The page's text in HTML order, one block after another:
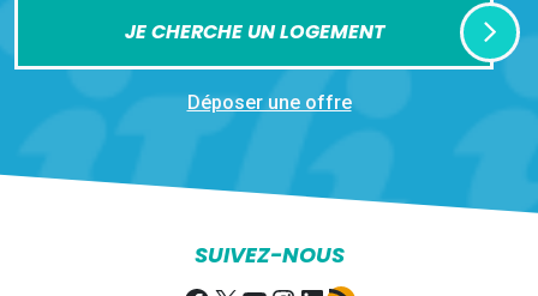
JE CHERCHE UN LOGEMENT
Déposer une offre
SUIVEZ-NOUS